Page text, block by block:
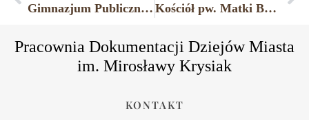
Gimnazjum Publiczne nr 2 im. Bolesława Chrobrego, rok 2006. Kościół pw. Matki Bożej Ostrobramskiej w Płońsku, parafia pw. św. Maksymiliana M. Kolbe.
Pracownia Dokumentacji Dziejów Miasta
im. Mirosławy Krysiak
KONTAKT